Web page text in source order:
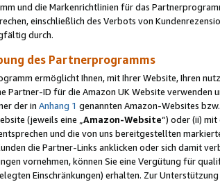
und die Markenrichtlinien für das
einschließlich des Verbots von
durch.
des Partnerprogramms
ermöglicht Ihnen, mit Ihrer Website, Ihren
Partner-ID für die Amazon UK Website verwenden
der in Anhang 1 genannten Amazon-Websites
(jeweils eine „ Amazon-Website“) oder (ii)
und die von uns bereitgestellten
die Partner-Links anklicken oder sich damit
vornehmen, können Sie eine Vergütung für
Einschränkungen) erhalten. Zur